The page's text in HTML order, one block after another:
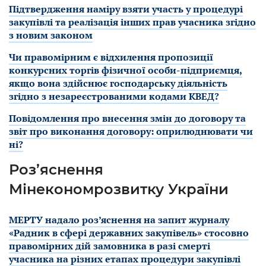
Підтвердження наміру взяти участь у процедурі
закупівлі та реалізація інших прав учасника згідно
з новим законом
Чи правомірним є відхилення пропозиції
конкурсних торгів фізичної особи-підприємця,
якщо вона здійснює господарську діяльність
згідно з незареєстрованими кодами КВЕД?
Повідомлення про внесення змін до договору та
звіт про виконання договору: оприлюднювати чи
ні?
Роз’яснення
Мінекономрозвитку України
МЕРТУ надало роз’яснення на запит журналу
«Радник в сфері державних закупівель» стосовно
правомірних дій замовника в разі смерті
учасника на різних етапах процедури закупівлі